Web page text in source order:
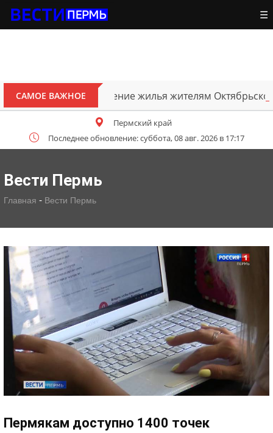
☰
САМОЕ ВАЖНОЕ
восстановление жилья жителям Октябрьского
Пермский край
Последнее обновление: суббота, 08 авг. 2026 в 17:17
Вести Пермь
Главная - Вести Пермь
Пермякам доступно 1400 точек